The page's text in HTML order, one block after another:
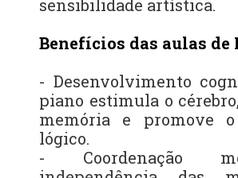
sensibilidade artística.
Benefícios das aulas de
- Desenvolvimento
piano estimula o
memória e promove
lógico.
- Coordenação